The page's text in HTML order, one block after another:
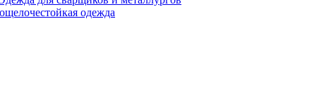
одежда